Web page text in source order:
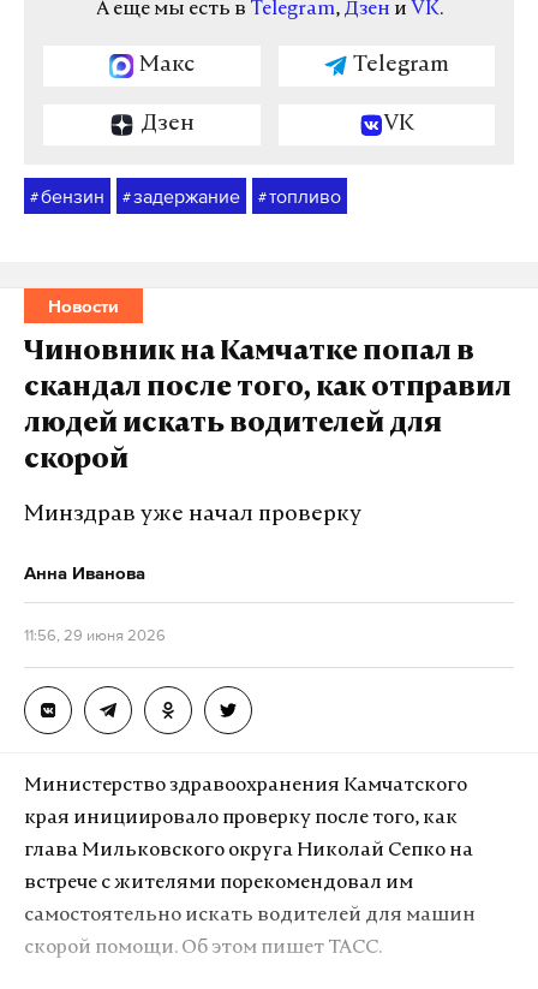
А еще мы есть в Telegram, Дзен и VK.
Макс Telegram
Дзен VK
#бензин #задержание #топливо
Новости
Чиновник на Камчатке попал в
скандал после того, как отправил
людей искать водителей для
скорой
Минздрав уже начал проверку
Анна Иванова
11:56, 29 июня 2026
Министерство здравоохранения Камчатского
края инициировало проверку после того, как
глава Мильковского округа Николай Сепко на
встрече с жителями порекомендовал им
самостоятельно искать водителей для машин
скорой помощи. Об этом пишет ТАСС.